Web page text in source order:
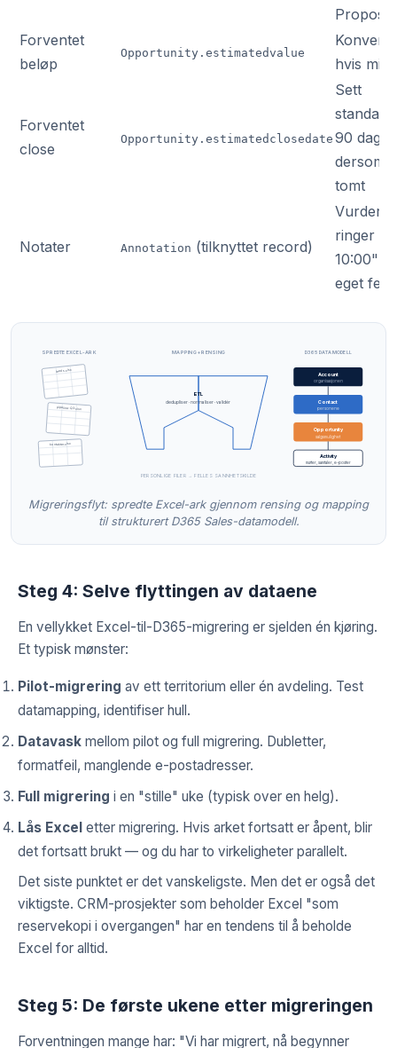
Forventet
beløp
Opportunity.estimatedvalue
hvis
Forventet
close
Opportunity.estimatedclosedate
Sett
90 dager
dersom
tomt
Notater Annotation (tilknyttet record)
Vurder
ringer
10:00"
eget felt
SPREDTE EXCEL-ARK
leads.xlsx
pipeline-Q3.xlsx
kontakter.xlsx
MAPPING + RENSING
ETL
dedupliser · normaliser · validér
D365 DATAMODELL
Account
organisasjonen
Contact
personene
Opportunity
salgsmulighet
Activity
møter, samtaler, e-poster
PERSONLIGE FILER → FELLES SANNHETSKILDE
Migreringsflyt: spredte Excel-ark gjennom rensing og mapping
til strukturert D365 Sales-datamodell.
Steg 4: Selve flyttingen av dataene
En vellykket Excel-til-D365-migrering er sjelden én kjøring.
Et typisk mønster:
Pilot-migrering av ett territorium eller én avdeling. Test
datamapping, identifiser hull.
Datavask mellom pilot og full migrering. Dubletter,
formatfeil, manglende e-postadresser.
Full migrering i en "stille" uke (typisk over en helg).
Lås Excel etter migrering. Hvis arket fortsatt er åpent, blir
det fortsatt brukt — og du har to virkeligheter parallelt.
Det siste punktet er det vanskeligste. Men det er også det
viktigste. CRM-prosjekter som beholder Excel "som
reservekopi i overgangen" har en tendens til å beholde
Excel for alltid.
Steg 5: De første ukene etter migreringen
Forventningen mange har: "Vi har migrert, nå begynner